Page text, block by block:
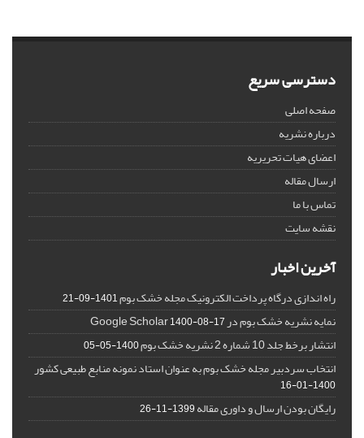
دسترسی سریع
صفحه اصلی
درباره نشریه
اعضای هیات تحریریه
ارسال مقاله
تماس با ما
نقشه سایت
آخرین اخبار
راه اندازی درگاه پرداخت الکترونیک مجله خشک بوم1401-09-21
نمایه نشریه خشک بوم در Google Scholar1400-08-17
انتشار برخط جلد 10 شماره 2 نشریه خشک بوم 1400-05-05
انتخاب سردبیر مجله خشک بوم به عنوان استاد نمونه منابع طبیعی کشور
1400-01-16
رایگان بودن ارسال و داوری مقاله1399-11-26